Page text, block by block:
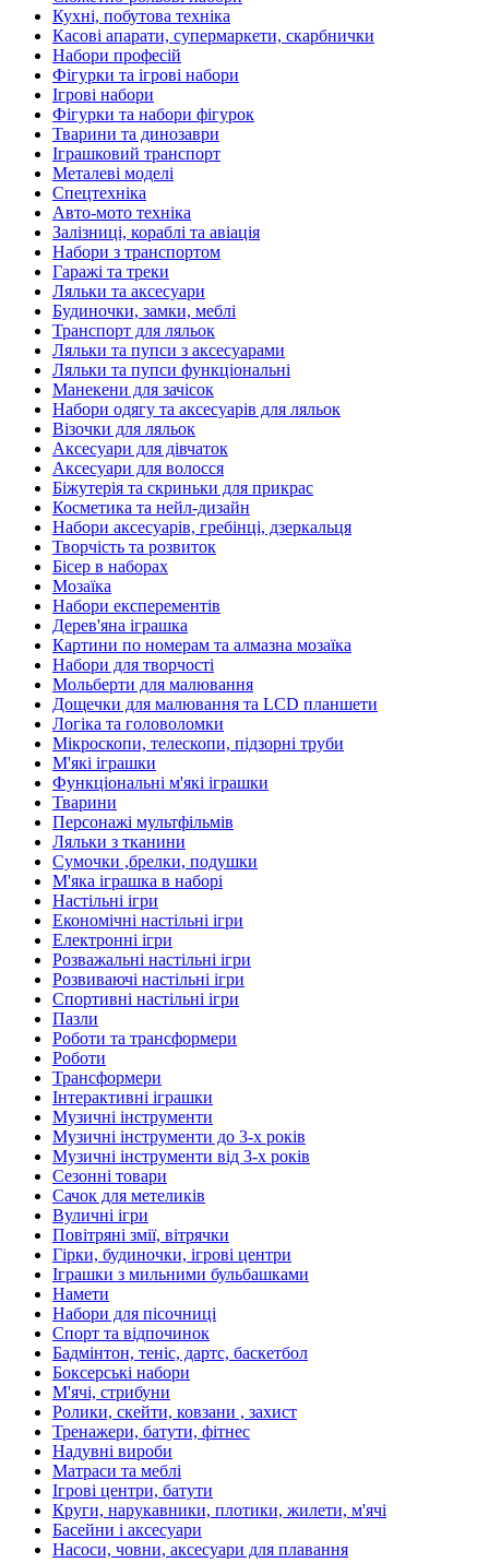
Кухні, побутова техніка
Касові апарати, супермаркети, скарбнички
Набори професій
Фігурки та ігрові набори
Ігрові набори
Фігурки та набори фігурок
Тварини та динозаври
Іграшковий транспорт
Металеві моделі
Спецтехніка
Авто-мото техніка
Залізниці, кораблі та авіація
Набори з транспортом
Гаражі та треки
Ляльки та аксесуари
Будиночки, замки, меблі
Транспорт для ляльок
Ляльки та пупси з аксесуарами
Ляльки та пупси функціональні
Манекени для зачісок
Набори одягу та аксесуарів для ляльок
Візочки для ляльок
Аксесуари для дівчаток
Аксесуари для волосся
Біжутерія та скриньки для прикрас
Косметика та нейл-дизайн
Набори аксесуарів, гребінці, дзеркальця
Творчість та розвиток
Бісер в наборах
Мозаїка
Набори експерементів
Дерев'яна іграшка
Картини по номерам та алмазна мозаїка
Набори для творчості
Мольберти для малювання
Дощечки для малювання та LCD планшети
Логіка та головоломки
Мікроскопи, телескопи, підзорні труби
М'які іграшки
Функціональні м'які іграшки
Тварини
Персонажі мультфільмів
Ляльки з тканини
Сумочки ,брелки, подушки
М'яка іграшка в наборі
Настільні ігри
Економічні настільні ігри
Електронні ігри
Розважальні настільні ігри
Розвиваючі настільні ігри
Спортивні настільні ігри
Пазли
Роботи та трансформери
Роботи
Трансформери
Інтерактивні іграшки
Музичні інструменти
Музичні інструменти до 3-х років
Музичні інструменти від 3-х років
Сезонні товари
Сачок для метеликів
Вуличні ігри
Повітряні змії, вітрячки
Гірки, будиночки, ігрові центри
Іграшки з мильними бульбашками
Намети
Набори для пісочниці
Спорт та відпочинок
Бадмінтон, теніс, дартс, баскетбол
Боксерські набори
М'ячі, стрибуни
Ролики, скейти, ковзани , захист
Тренажери, батути, фітнес
Надувні вироби
Матраси та меблі
Ігрові центри, батути
Круги, нарукавники, плотики, жилети, м'ячі
Басейни і аксесуари
Насоси, човни, аксесуари для плавання